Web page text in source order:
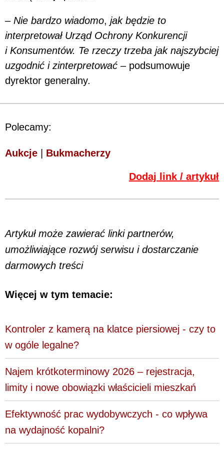
– Nie bardzo wiadomo, jak będzie to
interpretował Urząd Ochrony Konkurencji
i Konsumentów. Te rzeczy trzeba jak najszybciej
uzgodnić i zinterpretować – podsumowuje
dyrektor generalny.
Polecamy:
Aukcje Bukmacherzy
Dodaj link / artykuł
Artykuł może zawierać linki partnerów,
umożliwiające rozwój serwisu i dostarczanie
darmowych treści
Więcej w tym temacie:
Kontroler z kamerą na klatce piersiowej - czy to
w ogóle legalne?
Najem krótkoterminowy 2026 – rejestracja,
limity i nowe obowiązki właścicieli mieszkań
Efektywność prac wydobywczych - co wpływa
na wydajność kopalni?